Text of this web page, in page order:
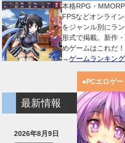
本格RPG・
FPSなどオンライ
をジャンル別にラ
形式で掲載。新作
めゲームはこれだ！
→ゲームランキン
●PCエロゲ
最新情報
2026年8月9日